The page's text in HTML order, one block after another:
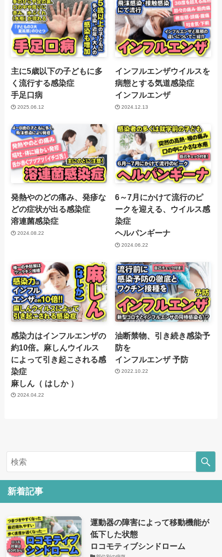
主に5歳以下の子どもに多
く流行する感染症
手足口病
2025.06.12
インフルエンザウイルスを
病態とする気道感染症
インフルエンザ
2024.12.13
発熱やのどの痛み、発疹な
どの症状が出る感染症
溶連菌感染症
2024.08.22
6～7月にかけて流行のピ
ークを迎える、ウイルス感
染症
ヘルパンギーナ
2024.06.22
感染力はインフルエンザの
約10倍。麻しんウイルス
によって引き起こされる感
染症
麻しん（ はしか ）
2024.04.22
油断禁物、引き続き感染予
防を
インフルエンザ 予防
2022.10.22
新着記事
運動器の障害によって移動機能が
低下した状態
ロコモティブシンドローム